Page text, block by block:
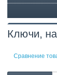
Ключи,
Сравнение